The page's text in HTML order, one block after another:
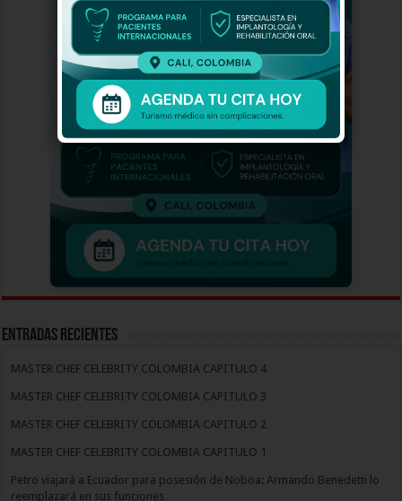
Entradas recientes
MASTER CHEF CELEBRITY COLOMBIA CAPITULO 4
MASTER CHEF CELEBRITY COLOMBIA CAPITULO 3
MASTER CHEF CELEBRITY COLOMBIA CAPITULO 2
MASTER CHEF CELEBRITY COLOMBIA CAPITULO 1
Petro viajará a Ecuador para posesión de Noboa: Armando Benedetti lo
reemplazará en sus funciones